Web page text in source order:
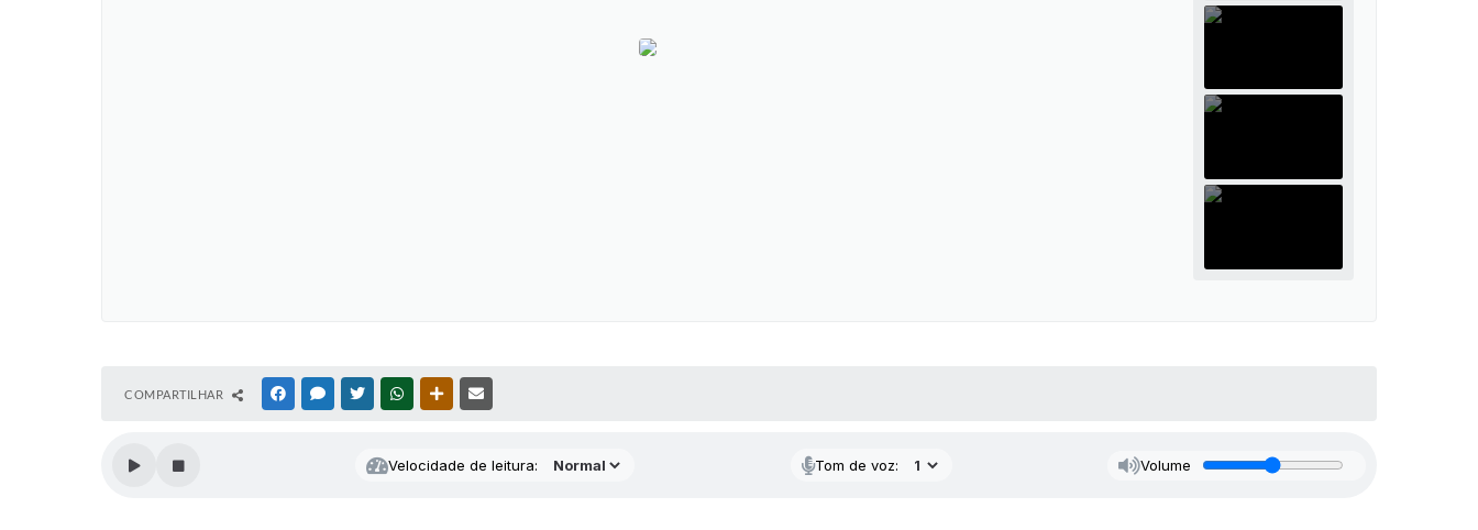
COMPARTILHAR FACEBOOKMESSENGER
TWITTERWHATSAPPOUTRAS MÍDIAS
Velocidade de leitura: Tom de voz: Volume